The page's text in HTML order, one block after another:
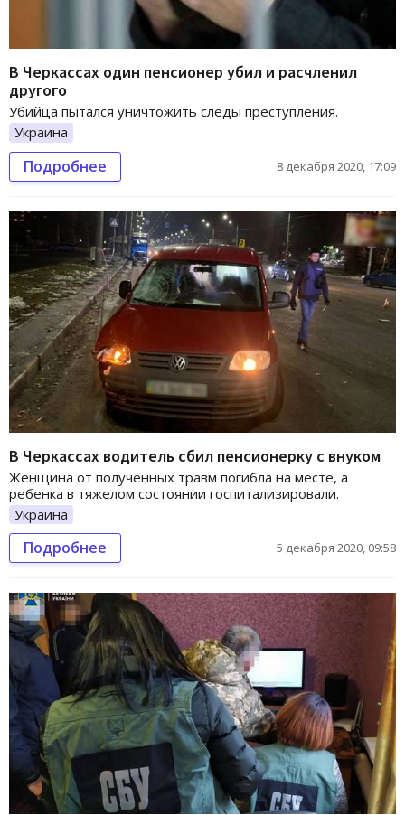
В Черкассах один пенсионер убил и расчленил
другого
Убийца пытался уничтожить следы преступления.
Украина
Подробнее 8 декабря 2020, 17:09
В Черкассах водитель сбил пенсионерку с внуком
Женщина от полученных травм погибла на месте, а
ребенка в тяжелом состоянии госпитализировали.
Украина
Подробнее 5 декабря 2020, 09:58